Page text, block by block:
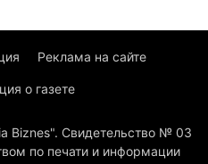
Реклама на сайте
о газете
Biznes". Свидетельство № 03
по печати и информации